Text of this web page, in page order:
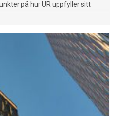
på hur UR uppfyller sitt